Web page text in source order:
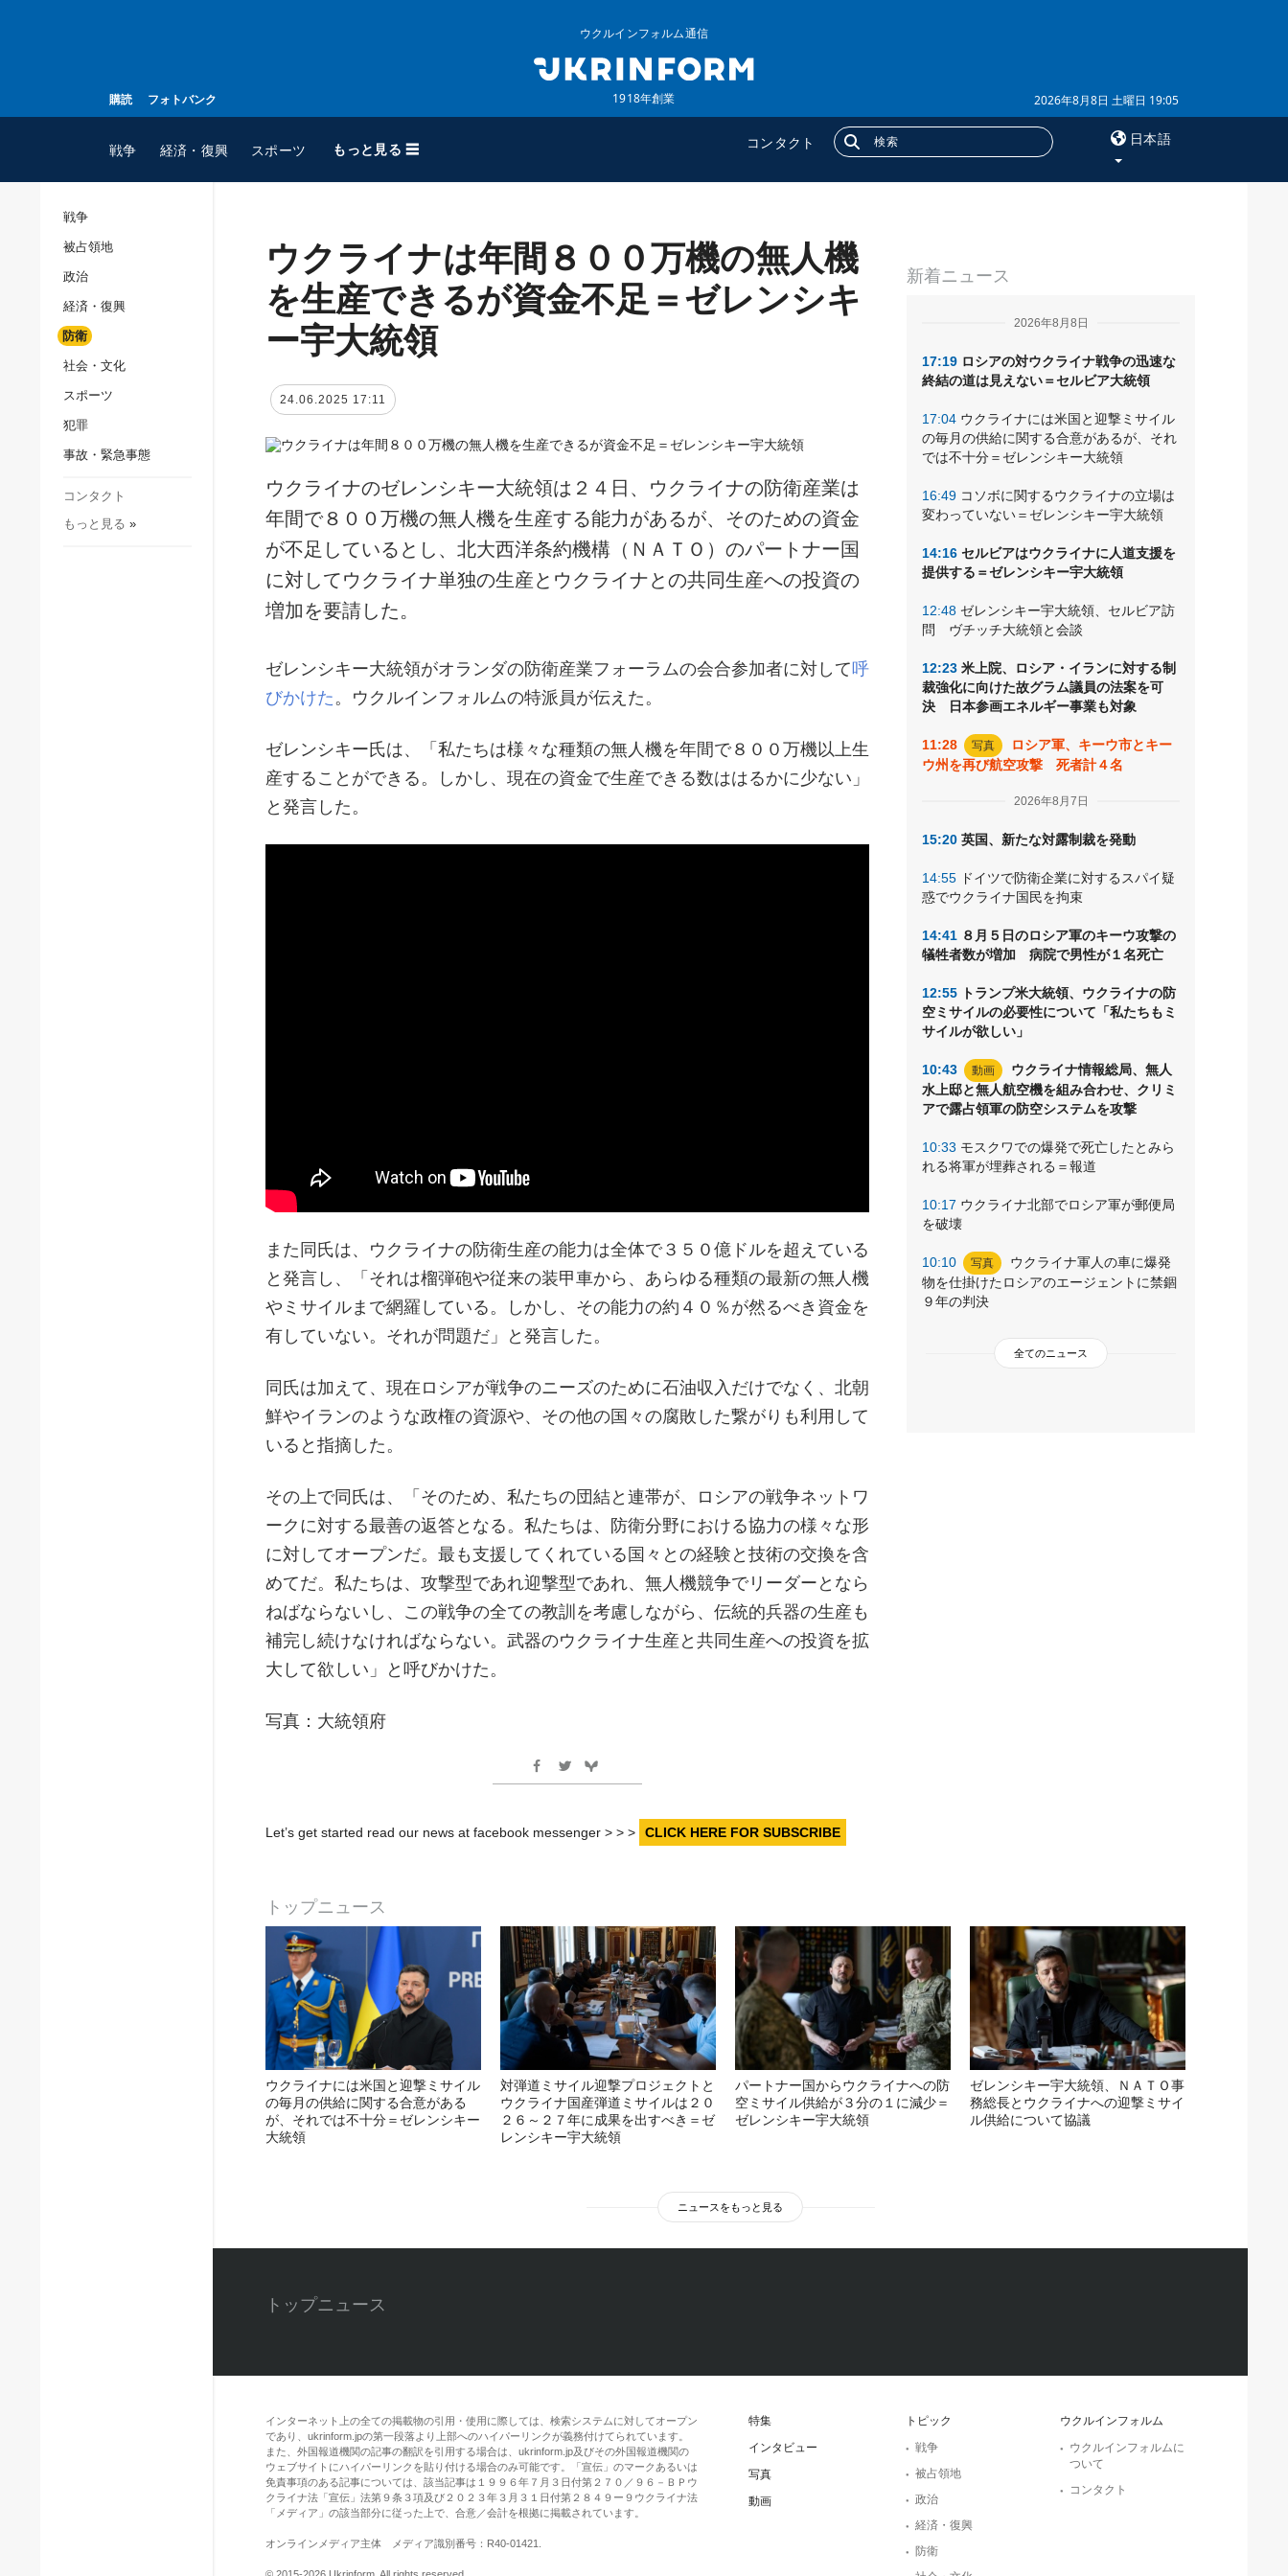
購読 フォトバンク
ウクルインフォルム通信
1918年創業 2026年8月8日 土曜日 19:05
戦争 経済・復興 スポーツ もっと見る ☰ コンタクト 日本語
スポーツ
ウクルインフォルム
ウクルインフォルムについ
て
コンタクト
追加
特集
インタビュー
購読
戦争
被占領地
政治
経済・復興
防衛
社会・文化
スポーツ
犯罪
事故・緊急事態
コンタクト
もっと見る »
新着ニュース
2026年8月8日
17:19 ロシアの対ウクライナ戦争の迅速な
終結の道は見えない＝セルビア大統領
17:04 ウクライナには米国と迎撃ミサイル
の毎月の供給に関する合意があるが、それ
では不十分＝ゼレンシキー大統領
16:49 コソボに関するウクライナの立場は
変わっていない＝ゼレンシキー宇大統領
14:16 セルビアはウクライナに人道支援を
提供する＝ゼレンシキー宇大統領
12:48 ゼレンシキー宇大統領、セルビア訪
問 ヴチッチ大統領と会談
12:23 米上院、ロシア・イランに対する制
裁強化に向けた故グラム議員の法案を可
決 日本参画エネルギー事業も対象
11:28 写真
ロシア軍、キーウ市とキー
ウ州を再び航空攻撃 死者計４名
2026年8月7日
15:20 英国、新たな対露制裁を発動
14:55 ドイツで防衛企業に対するスパイ疑
惑でウクライナ国民を拘束
14:41 ８月５日のロシア軍のキーウ攻撃の
犠牲者数が増加 病院で男性が１名死亡
12:55 トランプ米大統領、ウクライナの防
空ミサイルの必要性について「私たちもミ
サイルが欲しい」
10:43 動画
ウクライナ情報総局、無人
水上邸と無人航空機を組み合わせ、クリミ
アで露占領軍の防空システムを攻撃
10:33 モスクワでの爆発で死亡したとみら
れる将軍が埋葬される＝報道
10:17 ウクライナ北部でロシア軍が郵便局
を破壊
10:10 写真
ウクライナ軍人の車に爆発
物を仕掛けたロシアのエージェントに禁錮
９年の判決
全てのニュース
ウクライナは年間８００万機の無人機
を生産できるが資金不足＝ゼレンシキ
ー宇大統領
24.06.2025 17:11
ウクライナのゼレンシキー大統領は２４日、ウクライナの防衛産業は
年間で８００万機の無人機を生産する能力があるが、そのための資金
が不足しているとし、北大西洋条約機構（ＮＡＴＯ）のパートナー国
に対してウクライナ単独の生産とウクライナとの共同生産への投資の
増加を要請した。
ゼレンシキー大統領がオランダの防衛産業フォーラムの会合参加者に対して呼
びかけた 。ウクルインフォルムの特派員が伝えた。
ゼレンシキー氏は、「私たちは様々な種類の無人機を年間で８００万機以上生
産することができる。しかし、現在の資金で生産できる数ははるかに少ない」
と発言した。
また同氏は、ウクライナの防衛生産の能力は全体で３５０億ドルを超えている
と発言し、「それは榴弾砲や従来の装甲車から、あらゆる種類の最新の無人機
やミサイルまで網羅している。しかし、その能力の約４０％が然るべき資金を
有していない。それが問題だ」と発言した。
同氏は加えて、現在ロシアが戦争のニーズのために石油収入だけでなく、北朝
鮮やイランのような政権の資源や、その他の国々の腐敗した繋がりも利用して
いると指摘した。
その上で同氏は、「そのため、私たちの団結と連帯が、ロシアの戦争ネットワ
ークに対する最善の返答となる。私たちは、防衛分野における協力の様々な形
に対してオープンだ。最も支援してくれている国々との経験と技術の交換を含
めてだ。私たちは、攻撃型であれ迎撃型であれ、無人機競争でリーダーとなら
ねばならないし、この戦争の全ての教訓を考慮しながら、伝統的兵器の生産も
補完し続けなければならない。武器のウクライナ生産と共同生産への投資を拡
大して欲しい」と呼びかけた。
写真：大統領府
Let’s get started read our news at facebook messenger > > > CLICK HERE FOR SUBSCRIBE
トップニュース
ウクライナには米国と迎撃ミサイル
の毎月の供給に関する合意がある
が、それでは不十分＝ゼレンシキー
大統領
対弾道ミサイル迎撃プロジェクトと
ウクライナ国産弾道ミサイルは２０
２６～２７年に成果を出すべき＝ゼ
レンシキー宇大統領
パートナー国からウクライナへの防
空ミサイル供給が３分の１に減少＝
ゼレンシキー宇大統領
ゼレンシキー宇大統領、ＮＡＴＯ事
務総長とウクライナへの迎撃ミサイ
ル供給について協議
ニュースをもっと見る
トップニュース
トピック
戦争
被占領地
政治
経済・復興
防衛
ウクルインフォルム
ウクルインフォルムに
ついて
コンタクト
特集
インタビュー
写真
動画
インターネット上の全ての掲載物の引用・使用に際しては、検索システムに対してオープン
であり、ukrinform.jpの第一段落より上部へのハイパーリンクが義務付けてられています。
また、外国報道機関の記事の翻訳を引用する場合は、ukrinform.jp及びその外国報道機関の
ウェブサイトにハイパーリンクを貼り付ける場合のみ可能です。「宣伝」のマークあるいは
免責事項のある記事については、該当記事は１９９６年７月３日付第２７０／９６－ＢＰウ
クライナ法「宣伝」法第９条３項及び２０２３年３月３１日付第２８４９ー９ウクライナ法
「メディア」の該当部分に従った上で、合意／会計を根拠に掲載されています。
オンラインメディア主体 メディア識別番号：R40-01421.